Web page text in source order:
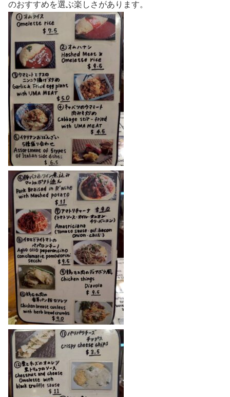
のおすすめを選ぶ楽しさがあります。